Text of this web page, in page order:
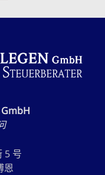
5 号
恩